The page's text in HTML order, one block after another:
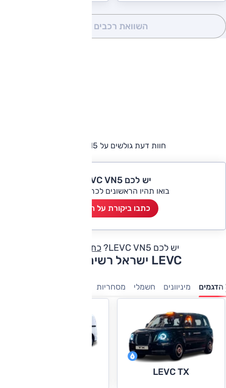
השוואת רכבים
חוות דעת גולשים על LEVC VN5
יש לכם LEVC VN5?
בואו תהיו הראשונים לכתוב ביקורת
כתבו ביקורת על הרכב
יש לכם LEVC VN5? כתבו חוות דעת
LEVC ישראל רשימת דגמים
הדגמים מיניוונים חשמלי מסחריות
LEVC TX